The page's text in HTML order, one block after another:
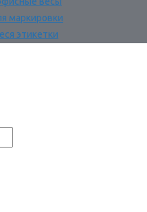
маркировки
этикетки